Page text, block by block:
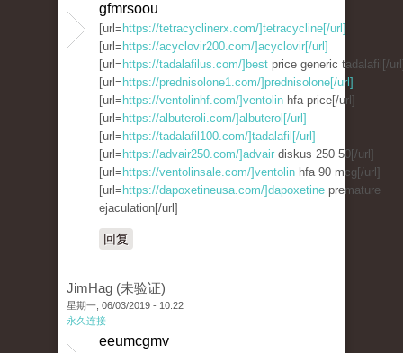
gfmrsoou
[url= https://tetracyclinerx.com/]tetracycline[/url]
[url= https://acyclovir200.com/]acyclovir[/url]
[url= https://tadalafilus.com/]best price generic tadalafil[/
[url= https://prednisolone1.com/]prednisolone[/url]
[url= https://ventolinhf.com/]ventolin hfa price[/url]
[url= https://albuteroli.com/]albuterol[/url]
[url= https://tadalafil100.com/]tadalafil[/url]
[url= https://advair250.com/]advair diskus 250 50[/url]
[url= https://ventolinsale.com/]ventolin hfa 90 mcg[/url]
[url= https://dapoxetineusa.com/]dapoxetine premature
ejaculation[/url]
回复
JimHag (未验证)
星期一, 06/03/2019 - 10:22
永久连接
eeumcgmv